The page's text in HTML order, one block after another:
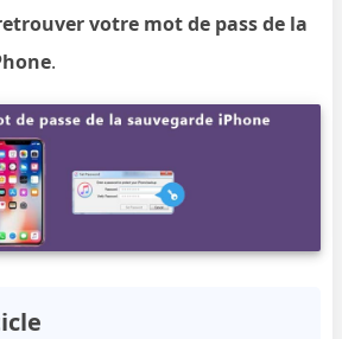
votre mot de pass de la
.